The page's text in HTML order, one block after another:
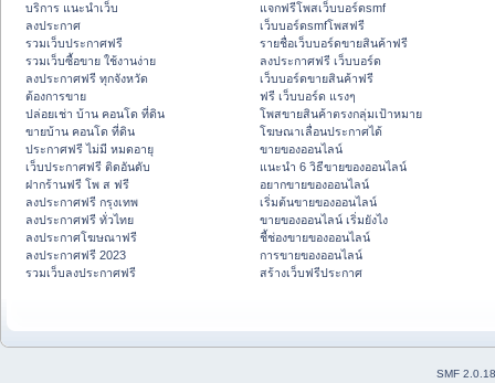
บริการ แนะนำเว็บ
ลงประกาศ
รวมเว็บประกาศฟรี
รวมเว็บซื้อขาย ใช้งานง่าย
ลงประกาศฟรี ทุกจังหวัด
ต้องการขาย
ปล่อยเช่า บ้าน คอนโด ที่ดิน
ขายบ้าน คอนโด ที่ดิน
ประกาศฟรี ไม่มี หมดอายุ
เว็บประกาศฟรี ติดอันดับ
ฝากร้านฟรี โพ ส ฟรี
ลงประกาศฟรี กรุงเทพ
ลงประกาศฟรี ทั่วไทย
ลงประกาศโฆษณาฟรี
ลงประกาศฟรี 2023
รวมเว็บลงประกาศฟรี
แจกฟรีโพสเว็บบอร์ดsmf
เว็บบอร์ดsmfโพสฟรี
รายชื่อเว็บบอร์ดขายสินค้าฟรี
ลงประกาศฟรี เว็บบอร์ด
เว็บบอร์ดขายสินค้าฟรี
ฟรี เว็บบอร์ด แรงๆ
โพสขายสินค้าตรงกลุ่มเป้าหมาย
โฆษณาเลื่อนประกาศได้
ขายของออนไลน์
แนะนำ 6 วิธีขายของออนไลน์
อยากขายของออนไลน์
เริ่มต้นขายของออนไลน์
ขายของออนไลน์ เริ่มยังไง
ชี้ช่องขายของออนไลน์
การขายของออนไลน์
สร้างเว็บฟรีประกาศ
SMF 2.0.18